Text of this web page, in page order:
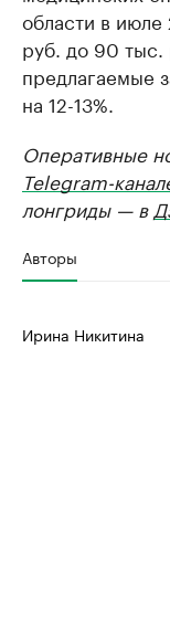
области в июле
руб. до 90 тыс.
предлагаемые
на 12-13%.
Оперативные
Telegram-
лонгриды — в
Авторы
Ирина Никитина